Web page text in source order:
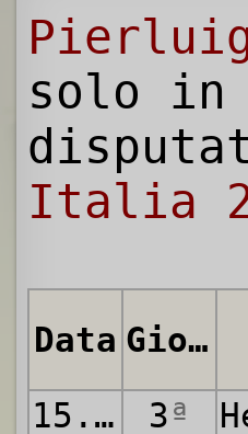
solo in
Italia
Data Giornata
15.08.2015
3ª